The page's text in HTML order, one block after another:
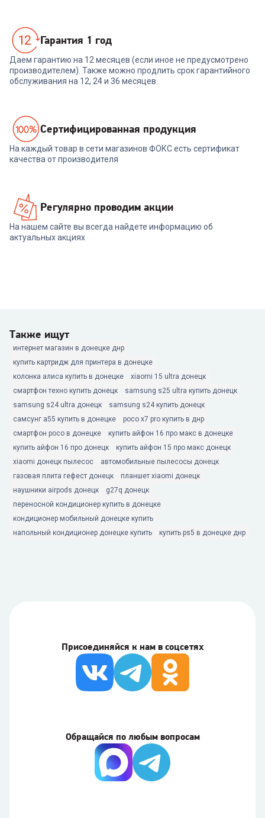
Гарантия 1 год
Даем гарантию на 12 месяцев (если иное не предусмотрено
производителем). Также можно продлить срок гарантийного
обслуживания на 12, 24 и 36 месяцев
Cертифицированная продукция
На каждый товар в сети магазинов ФОКС есть сертификат
качества от производителя
Регулярно проводим акции
На нашем сайте вы всегда найдете информацию об
актуальных акциях
Также ищут
интернет магазин в донецке днр
купить картридж для принтера в донецке
колонка алиса купить в донецке
xiaomi 15 ultra донецк
смартфон техно купить донецк
samsung s25 ultra купить донецк
samsung s24 ultra донецк
samsung s24 купить донецк
самсунг а55 купить в донецке
poco x7 pro купить в днр
смартфон poco в донецке
купить айфон 16 про макс в донецке
купить айфон 16 про донецк
купить айфон 15 про макс донецк
xiaomi донецк пылесос
автомобильные пылесосы донецк
газовая плита гефест донецк
планшет xiaomi донецк
наушники airpods донецк
g27q донецк
переносной кондиционер купить в донецке
кондиционер мобильный донецке купить
напольный кондиционер донецке купить
купить ps5 в донецке днр
Присоединяйся к нам в соцсетях
Обращайся по любым вопросам